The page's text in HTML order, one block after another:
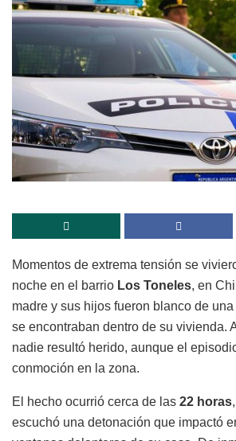
Momentos de extrema tensión se
noche en el barrio Los Toneles, en
madre y sus hijos fueron blanco de una
se encontraban dentro de su vivienda.
nadie resultó herido, aunque el
conmoción en la zona.
El hecho ocurrió cerca de las 22 horas
escuchó una detonación que impactó